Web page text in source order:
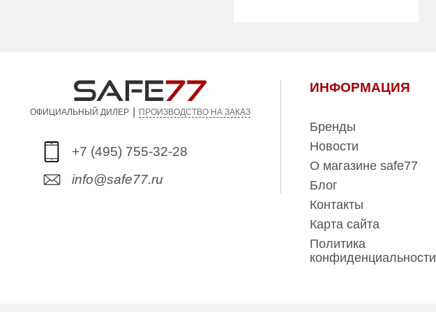
Производитель:
ОФИЦИАЛЬНЫЙ ДИЛЕР | ПРОИЗВОДСТВО НА ЗАКАЗ
+7 (495) 755-32-28
info@safe77.ru
ИНФОРМАЦИЯ
Бренды
Новости
О магазине safe77
Блог
Контакты
Карта сайта
Политика
конфиденциальности